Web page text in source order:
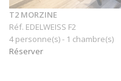
T2 MORZINE
Réf. EDELWEISS F2
4 personne(s) - 1 chambre(s)
Réserver